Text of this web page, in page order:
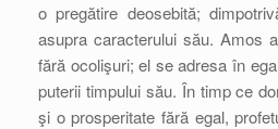
o pregătire deosebită;
asupra caracterului său. Amos
fără ocolişuri; el se adresa în
puterii timpului său. În timp ce
şi o prosperitate fără egal,